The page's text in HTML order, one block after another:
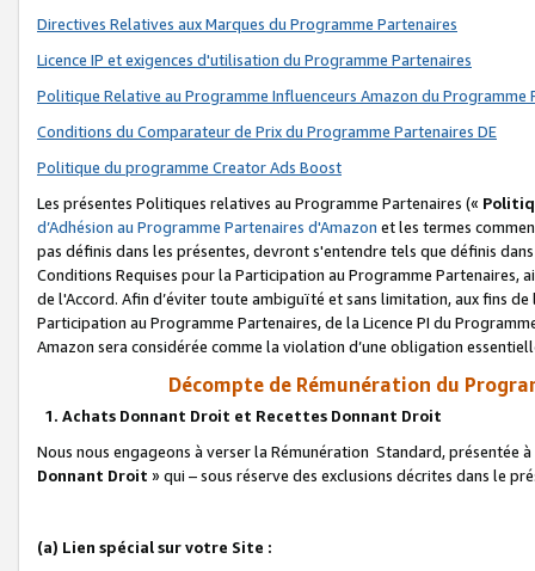
Directives Relatives aux Marques du Programme Partenaires
Licence IP et exigences d'utilisation du Programme Partenaires
Politique Relative au Programme Influenceurs Amazon du Programme
Conditions du Comparateur de Prix du Programme Partenaires DE
Politique du programme Creator Ads Boost
Les présentes Politiques relatives au Programme Partenaires («
d’Adhésion au Programme Partenaires d'Amazon et les termes
pas définis dans les présentes, devront s'entendre tels que définis
Conditions Requises pour la Participation au Programme Partenaires,
de l'Accord. Afin d’éviter toute ambiguïté et sans limitation, aux fins
Participation au Programme Partenaires, de la Licence PI du
Amazon sera considérée comme la violation d’une obligation
Décompte de Rémunération du
1. Achats Donnant Droit et Recettes Donnant Droit
Nous nous engageons à verser la Rémunération Standard, présentée
Donnant Droit » qui – sous réserve des exclusions décrites dans le
(a) Lien spécial sur votre Site :